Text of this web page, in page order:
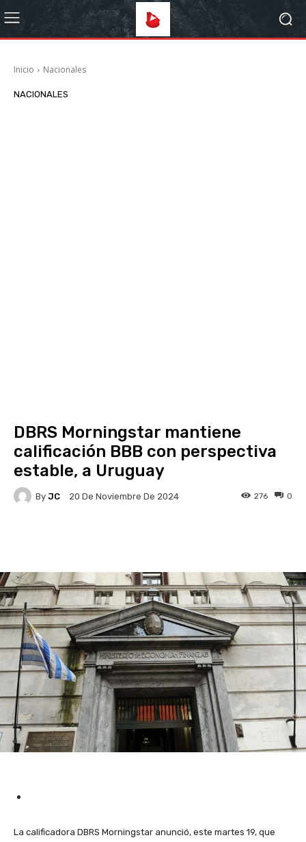
Inicio Nacionales
NACIONALES
DBRS Morningstar mantiene
calificación BBB con perspectiva
estable, a Uruguay
By JC 20 De Noviembre De 2024 0
276
La calificadora DBRS Morningstar anunció, este martes 19, que